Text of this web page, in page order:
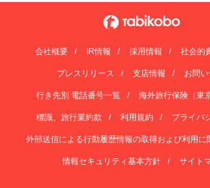
会社概要 IR情報 採用情報 社会的
プレスリリース 支店情報 お問
行き先別 電話番号一覧 海外旅行保険（東
標識、旅行業約款 利用規約 プライバ
外部送信による行動履歴情報の取得および利用に
情報セキュリティ基本方針 サイト